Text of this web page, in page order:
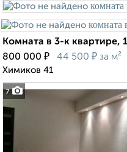
7
Комната в 3-к квартире,
800 000 ₽ 44 500 ₽ за м²
Химиков 41